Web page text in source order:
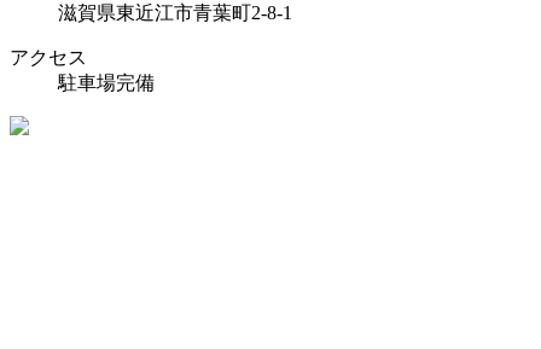
滋賀県東近江市青葉町2-8-1
アクセス
駐車場完備